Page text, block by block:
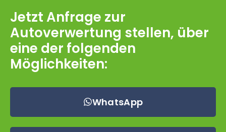
Jetzt Anfrage zur
Autoverwertung stellen, über
eine der folgenden
Möglichkeiten:
WhatsApp